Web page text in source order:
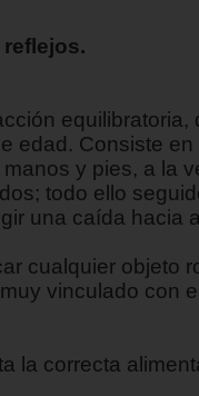
equilibratoria,
edad. Consiste
y pies, a la
todo ello
una caída hacia
cualquier objeto
vinculado con
la correcta